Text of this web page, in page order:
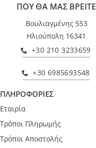
ΠΟΥ ΘΑ ΜΑΣ ΒΡΕΙΤΕ
Βουλιαγμένης 553
Ηλιούπολη 16341
+30 210 3233659
+30 6985693548
ΠΛΗΡΟΦΟΡΙΕΣ
Εταιρία
Τρόποι Πληρωμής
Τρόποι Αποστολής